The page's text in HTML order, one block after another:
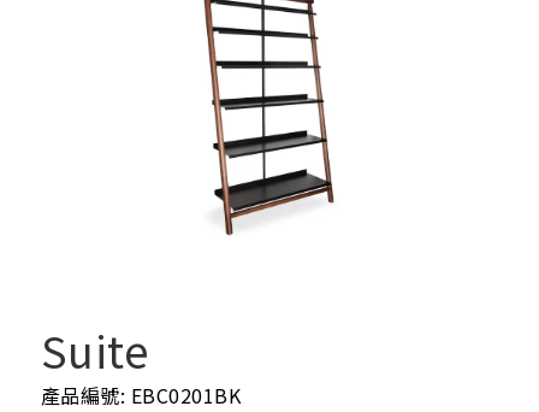
Suite
產品編號: EBC0201BK